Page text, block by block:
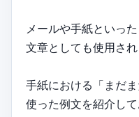
メールや手紙といった
文章としても使用され
手紙における「まだ
使った例文を紹介して